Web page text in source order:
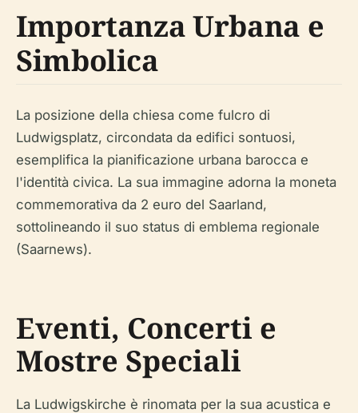
Importanza Urbana e
Simbolica
La posizione della chiesa come fulcro di
Ludwigsplatz, circondata da edifici sontuosi,
esemplifica la pianificazione urbana barocca e
l'identità civica. La sua immagine adorna la moneta
commemorativa da 2 euro del Saarland,
sottolineando il suo status di emblema regionale
(Saarnews).
Eventi, Concerti e
Mostre Speciali
La Ludwigskirche è rinomata per la sua acustica e